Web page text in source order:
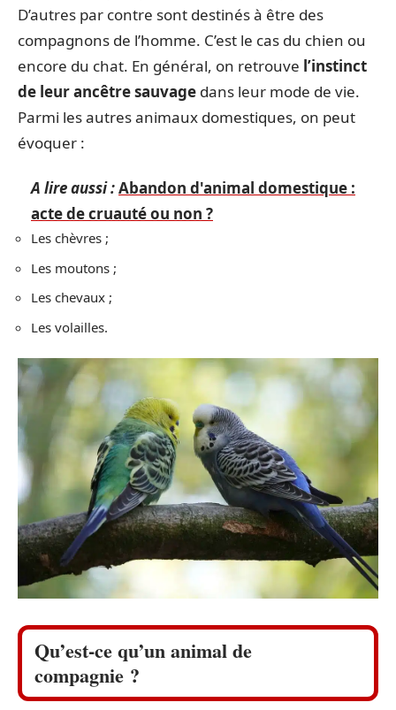
D’autres par contre sont destinés à être des
compagnons de l’homme. C’est le cas du chien ou
encore du chat. En général, on retrouve l’instinct
de leur ancêtre sauvage dans leur mode de vie.
Parmi les autres animaux domestiques, on peut
évoquer :
A lire aussi :Abandon d'animal domestique :
acte de cruauté ou non ?
Les chèvres ;
Les moutons ;
Les chevaux ;
Les volailles.
Qu’est-ce qu’un animal de
compagnie ?